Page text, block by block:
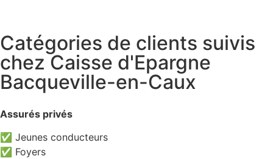
Catégories de clients suivis
chez Caisse d'Epargne
Bacqueville-en-Caux
Assurés privés
✅ Jeunes conducteurs
✅ Foyers